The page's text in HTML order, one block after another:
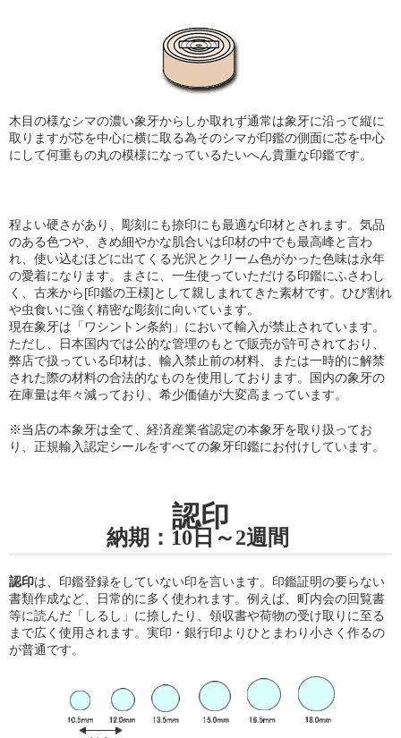
木目の様なシマの濃い象牙からしか取れず通常は象牙に沿って縦に
取りますが芯を中心に横に取る為そのシマが印鑑の側面に芯を中心
にして何重もの丸の模様になっているたいへん貴重な印鑑です。
程よい硬さがあり、彫刻にも捺印にも最適な印材とされます。気品
のある色つや、きめ細やかな肌合いは印材の中でも最高峰と言わ
れ、使い込むほどに出てくる光沢とクリーム色がかった色味は永年
の愛着になります。まさに、一生使っていただける印鑑にふさわし
く、古来から[印鑑の王様]として親しまれてきた素材です。ひび割れ
や虫食いに強く精密な彫刻に向いています。
現在象牙は「ワシントン条約」において輸入が禁止されています。
ただし、日本国内では公的な管理のもとで販売が許可されており、
弊店で扱っている印材は、輸入禁止前の材料、または一時的に解禁
された際の材料の合法的なものを使用しております。国内の象牙の
在庫量は年々減っており、希少価値が大変高まっています。
※当店の本象牙は全て、経済産業省認定の本象牙を取り扱ってお
り
、正規輸入認定シールをすべての象牙印鑑にお付けしています。
認印
納期：10日～2週間
認印は、印鑑登録をしていない印を言います。印鑑証明の要らない
書類作成など、日常的に多く使われます。例えば、町内会の回覧書
等に読んだ「しるし」に捺したり、領収書や荷物の受け取りに至る
まで広く使用されます。実印・銀行印よりひとまわり小さく作るの
が普通です。